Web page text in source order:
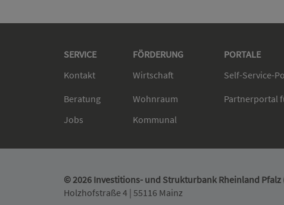
SERVICE FÖRDERUNG PORTALE
Kontakt
Wirtschaft Self-Service-
Beratung
Wohnraum Partnerportal
Jobs
Kommunal
© 2026 Investitions- und Strukturbank Rheinland Pfalz
Holzhofstraße 4 | 55116 Mainz